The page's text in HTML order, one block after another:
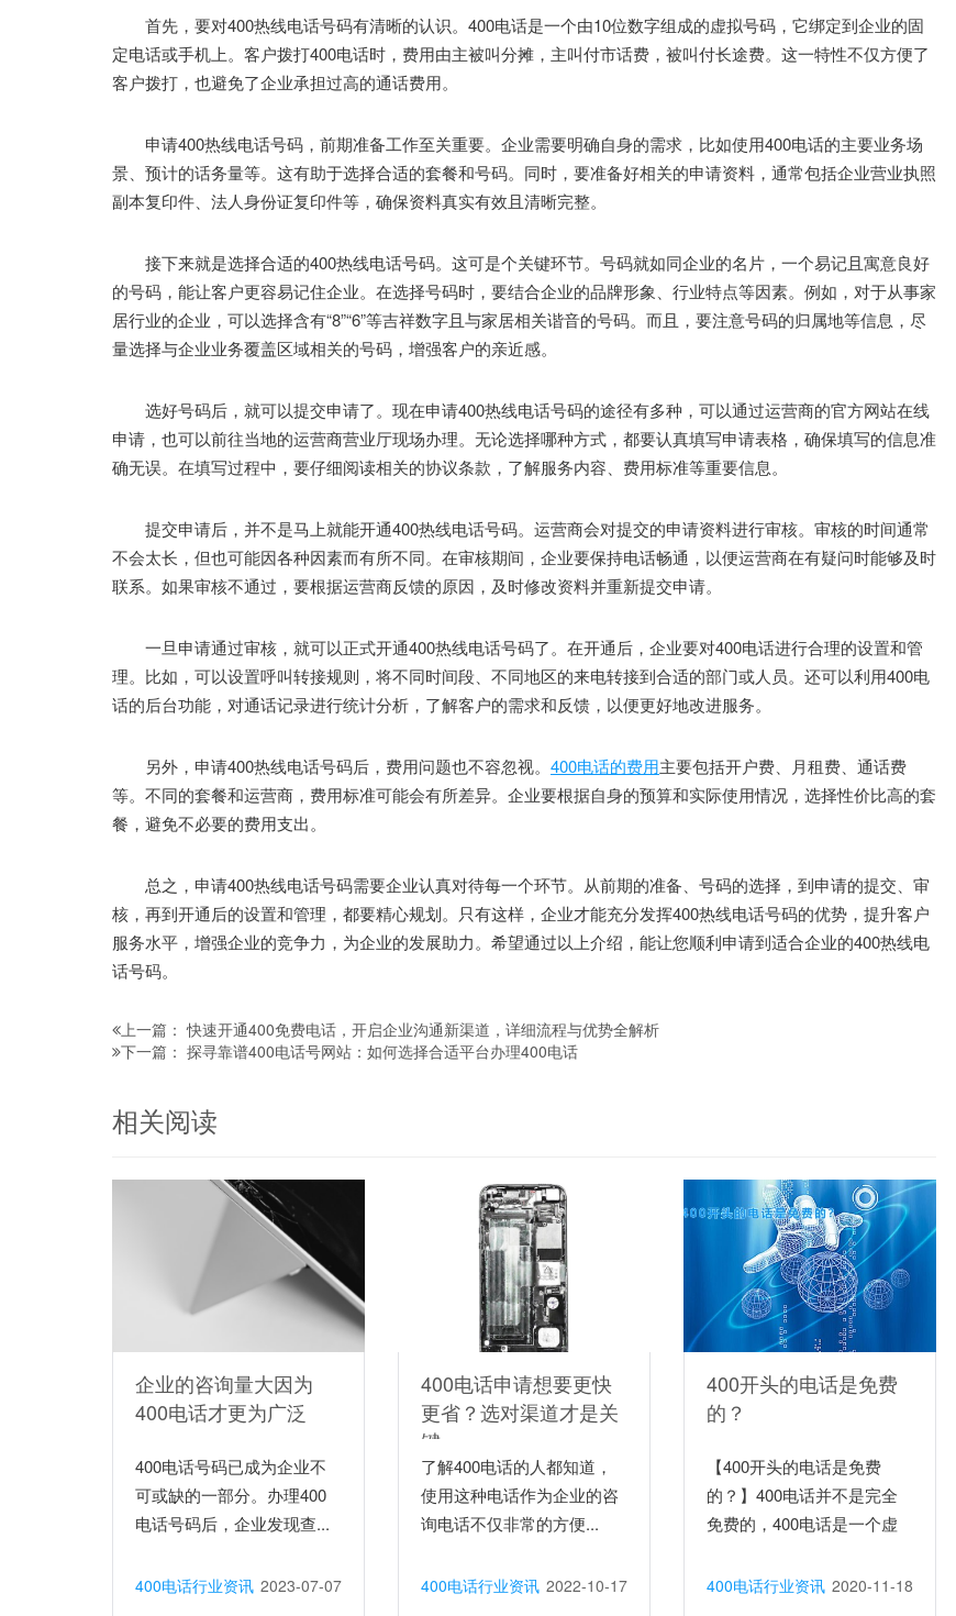
首先，要对400热线电话号码有清晰的认识。400电话是一个由10位数字组成的虚拟号码，它绑定到企业的固
定电话或手机上。客户拨打400电话时，费用由主被叫分摊，主叫付市话费，被叫付长途费。这一特性不仅方便了
客户拨打，也避免了企业承担过高的通话费用。
申请400热线电话号码，前期准备工作至关重要。企业需要明确自身的需求，比如使用400电话的主要业务场
景、预计的话务量等。这有助于选择合适的套餐和号码。同时，要准备好相关的申请资料，通常包括企业营业执照
副本复印件、法人身份证复印件等，确保资料真实有效且清晰完整。
接下来就是选择合适的400热线电话号码。这可是个关键环节。号码就如同企业的名片，一个易记且寓意良好
的号码，能让客户更容易记住企业。在选择号码时，要结合企业的品牌形象、行业特点等因素。例如，对于从事家
居行业的企业，可以选择含有“8”“6”等吉祥数字且与家居相关谐音的号码。而且，要注意号码的归属地等信息，尽
量选择与企业业务覆盖区域相关的号码，增强客户的亲近感。
选好号码后，就可以提交申请了。现在申请400热线电话号码的途径有多种，可以通过运营商的官方网站在线
申请，也可以前往当地的运营商营业厅现场办理。无论选择哪种方式，都要认真填写申请表格，确保填写的信息准
确无误。在填写过程中，要仔细阅读相关的协议条款，了解服务内容、费用标准等重要信息。
提交申请后，并不是马上就能开通400热线电话号码。运营商会对提交的申请资料进行审核。审核的时间通常
不会太长，但也可能因各种因素而有所不同。在审核期间，企业要保持电话畅通，以便运营商在有疑问时能够及时
联系。如果审核不通过，要根据运营商反馈的原因，及时修改资料并重新提交申请。
一旦申请通过审核，就可以正式开通400热线电话号码了。在开通后，企业要对400电话进行合理的设置和管
理。比如，可以设置呼叫转接规则，将不同时间段、不同地区的来电转接到合适的部门或人员。还可以利用400电
话的后台功能，对通话记录进行统计分析，了解客户的需求和反馈，以便更好地改进服务。
另外，申请400热线电话号码后，费用问题也不容忽视。 400电话的费用主要包括开户费、月租费、通话费
等。不同的套餐和运营商，费用标准可能会有所差异。企业要根据自身的预算和实际使用情况，选择性价比高的套
餐，避免不必要的费用支出。
总之，申请400热线电话号码需要企业认真对待每一个环节。从前期的准备、号码的选择，到申请的提交、审
核，再到开通后的设置和管理，都要精心规划。只有这样，企业才能充分发挥400热线电话号码的优势，提升客户
服务水平，增强企业的竞争力，为企业的发展助力。希望通过以上介绍，能让您顺利申请到适合企业的400热线电
话号码。
上一篇： 快速开通400免费电话，开启企业沟通新渠道，详细流程与优势全解析
下一篇： 探寻靠谱400电话号网站：如何选择合适平台办理400电话
相关阅读
企业的咨询量大因为
400电话才更为广泛
400电话号码已成为企业不
可或缺的一部分。办理400
电话号码后，企业发现查...
400电话行业资讯 2023-07-07
400电话申请想要更快
更省？选对渠道才是关
键
了解400电话的人都知道，
使用这种电话作为企业的咨
询电话不仅非常的方便...
400电话行业资讯 2022-10-17
400开头的电话是免费
的？
【400开头的电话是免费
的？】400电话并不是完全
免费的，400电话是一个虚
400电话行业资讯 2020-11-18